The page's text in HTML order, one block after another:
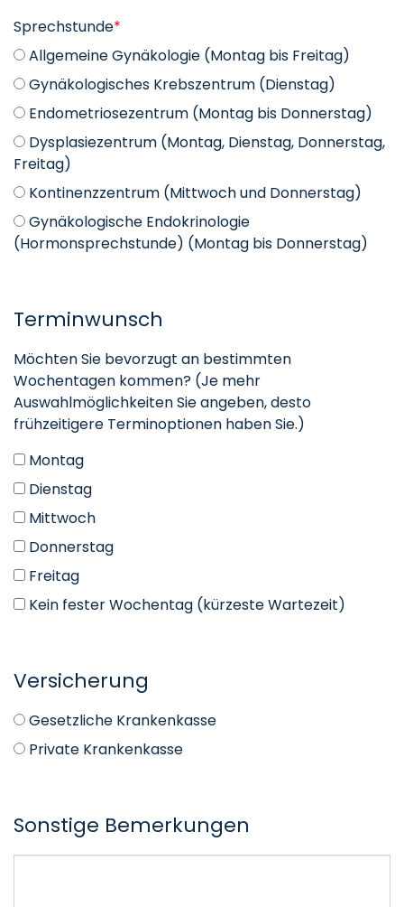
Sprechstunde*
Allgemeine Gynäkologie (Montag bis Freitag)
Gynäkologisches Krebszentrum (Dienstag)
Endometriosezentrum (Montag bis Donnerstag)
Dysplasiezentrum (Montag, Dienstag, Donnerstag,
Freitag)
Kontinenzzentrum (Mittwoch und Donnerstag)
Gynäkologische Endokrinologie
(Hormonsprechstunde) (Montag bis Donnerstag)
Terminwunsch
Möchten Sie bevorzugt an bestimmten
Wochentagen kommen? (Je mehr
Auswahlmöglichkeiten Sie angeben, desto
frühzeitigere Terminoptionen haben Sie.)
Montag
Dienstag
Mittwoch
Donnerstag
Freitag
Kein fester Wochentag (kürzeste Wartezeit)
Versicherung
Gesetzliche Krankenkasse
Private Krankenkasse
Sonstige Bemerkungen